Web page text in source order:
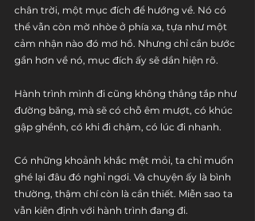
chân trời, một mục đích để hướng về. Nó có
thể vẫn còn mờ nhòe ở phía xa, tựa như một
cảm nhận nào đó mơ hồ. Nhưng chỉ cần bước
gần hơn về nó, mục đích ấy sẽ dần hiện rõ.
Hành trình mình đi cũng không thẳng tắp như
đường băng, mà sẽ có chỗ êm mượt, có khúc
gập ghềnh, có khi đi chậm, có lúc đi nhanh.
Có những khoảnh khắc mệt mỏi, ta chỉ muốn
ghé lại đâu đó nghỉ ngơi. Và chuyện ấy là bình
thường, thậm chí còn là cần thiết. Miễn sao ta
vẫn kiên định với hành trình đang đi.